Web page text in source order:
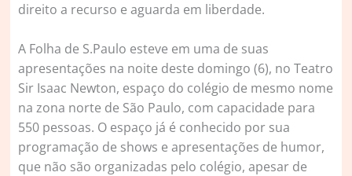
direito a recurso e aguarda em liberdade.
A Folha de S.Paulo esteve em uma de suas
apresentações na noite deste domingo (6), no Teatro
Sir Isaac Newton, espaço do colégio de mesmo nome
na zona norte de São Paulo, com capacidade para
550 pessoas. O espaço já é conhecido por sua
programação de shows e apresentações de humor,
que não são organizadas pelo colégio, apesar de